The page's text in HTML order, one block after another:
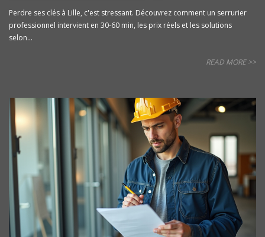
Perdre ses clés à Lille, c'est stressant. Découvrez comment un serrurier
professionnel intervient en 30-60 min, les prix réels et les solutions
selon...
READ MORE >>